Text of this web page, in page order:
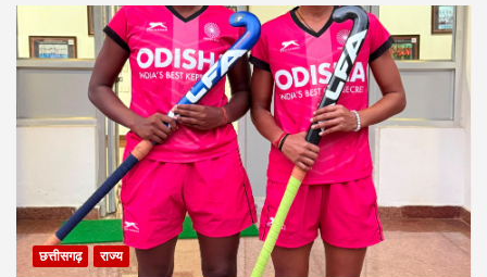
छत्तीसगढ़ राज्य